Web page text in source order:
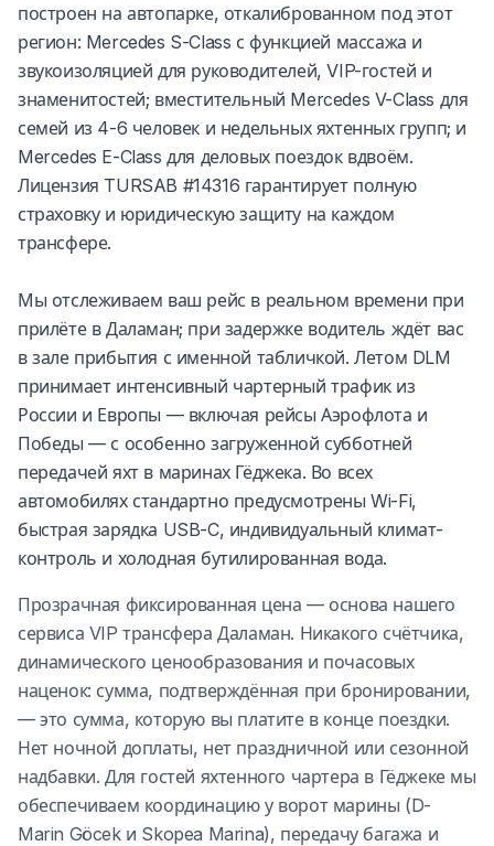
построен на автопарке, откалиброванном под этот
регион: Mercedes S-Class с функцией массажа и
звукоизоляцией для руководителей, VIP-гостей и
знаменитостей; вместительный Mercedes V-Class для
семей из 4-6 человек и недельных яхтенных групп; и
Mercedes E-Class для деловых поездок вдвоём.
Лицензия TURSAB #14316 гарантирует полную
страховку и юридическую защиту на каждом
трансфере.
Мы отслеживаем ваш рейс в реальном времени при
прилёте в Даламан; при задержке водитель ждёт вас
в зале прибытия с именной табличкой. Летом DLM
принимает интенсивный чартерный трафик из
России и Европы — включая рейсы Аэрофлота и
Победы — с особенно загруженной субботней
передачей яхт в маринах Гёджека. Во всех
автомобилях стандартно предусмотрены Wi-Fi,
быстрая зарядка USB-C, индивидуальный климат-
контроль и холодная бутилированная вода.
Прозрачная фиксированная цена — основа нашего
сервиса VIP трансфера Даламан. Никакого счётчика,
динамического ценообразования и почасовых
наценок: сумма, подтверждённая при бронировании,
— это сумма, которую вы платите в конце поездки.
Нет ночной доплаты, нет праздничной или сезонной
надбавки. Для гостей яхтенного чартера в Гёджеке мы
обеспечиваем координацию у ворот марины (D-
Marin Göcek и Skopea Marina), передачу багажа и